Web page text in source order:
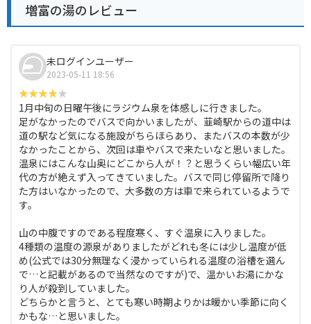
増富の湯のレビュー
未ログインユーザー
2023-05-11 18:56
1月中旬の日曜午後にラジウム泉を体感しに行きました。
足がなかったのでバスで向かいましたが、韮崎駅からの道中は
道の駅など気になる施設がちらほらあり、またバスの本数が少
なかったことから、次回は車やバスで来たいなと思いました。
温泉にはこんな山奥にどこから人が！？と思うくらい幅広い年
代の方が絶えず入ってきていました。バスで同じ停留所で降り
た方はいなかったので、大多数の方は車で来られているようで
す。
山の中腹ですのである程度寒く、すぐ温泉に入りました。
4種類の温度の源泉がありましたがどれも冬には少し温度が低
め(公式では30分無理なく浸かっていられる温度の浴槽を選ん
で…と記載があるので当然なのですが)で、温かいお湯にかな
り人が殺到していました。
どちらかと言うと、とても寒い時期よりかは暖かい季節に向く
かもな…と思いました。